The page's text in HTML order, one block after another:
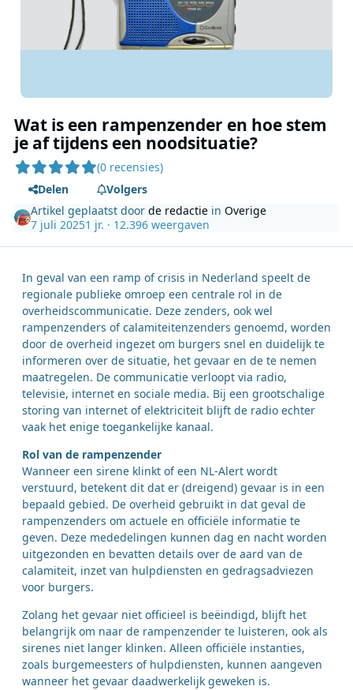
Wat is een rampenzender en hoe stem
je af tijdens een noodsituatie?
(0 recensies)
Delen
Volgers
Artikel geplaatst doorde redactie inOverige
7 juli 20251 jr. · 12.396 weergaven
In geval van een ramp of crisis in Nederland speelt de
regionale publieke omroep een centrale rol in de
overheidscommunicatie. Deze zenders, ook wel
rampenzenders of calamiteitenzenders genoemd, worden
door de overheid ingezet om burgers snel en duidelijk te
informeren over de situatie, het gevaar en de te nemen
maatregelen. De communicatie verloopt via radio,
televisie, internet en sociale media. Bij een grootschalige
storing van internet of elektriciteit blijft de radio echter
vaak het enige toegankelijke kanaal.
Rol van de rampenzender
Wanneer een sirene klinkt of een NL-Alert wordt
verstuurd, betekent dit dat er (dreigend) gevaar is in een
bepaald gebied. De overheid gebruikt in dat geval de
rampenzenders om actuele en officiële informatie te
geven. Deze mededelingen kunnen dag en nacht worden
uitgezonden en bevatten details over de aard van de
calamiteit, inzet van hulpdiensten en gedragsadviezen
voor burgers.
Zolang het gevaar niet officieel is beëindigd, blijft het
belangrijk om naar de rampenzender te luisteren, ook als
sirenes niet langer klinken. Alleen officiële instanties,
zoals burgemeesters of hulpdiensten, kunnen aangeven
wanneer het gevaar daadwerkelijk geweken is.